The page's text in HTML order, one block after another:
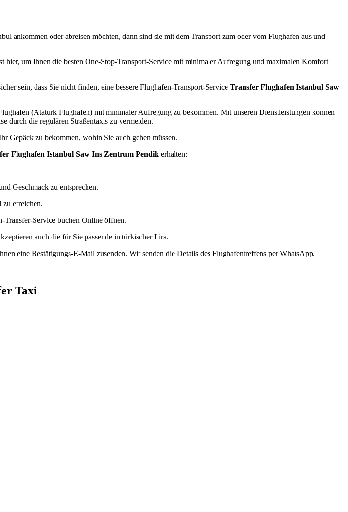
ankommen oder abreisen möchten, dann sind sie mit dem Transport zum oder vom Flughafen aus und
hier, um Ihnen die besten One-Stop-Transport-Service mit minimaler Aufregung und maximalen Komfort
sein, dass Sie nicht finden, eine bessere Flughafen-Transport-Service Transfer Flughafen Istanbul Saw
(Atatürk Flughafen) mit minimaler Aufregung zu bekommen. Mit unseren Dienstleistungen können
durch die regulären Straßentaxis zu vermeiden.
Gepäck zu bekommen, wohin Sie auch gehen müssen.
Flughafen Istanbul Saw Ins Zentrum Pendik erhalten:
Geschmack zu entsprechen.
zu erreichen.
Transfer-Service buchen Online öffnen.
auch die für Sie passende in türkischer Lira.
eine Bestätigungs-E-Mail zusenden. Wir senden die Details des Flughafentreffens per WhatsApp.
Taxi